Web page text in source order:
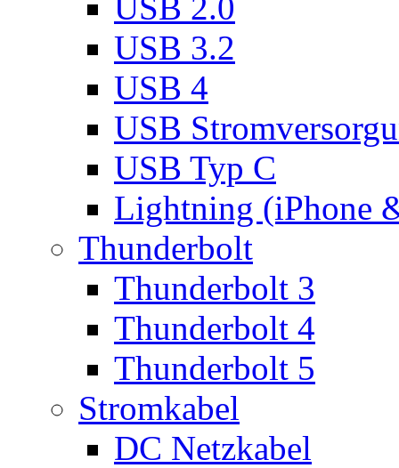
USB 3.2
USB 4
USB
USB Typ C
Lightning (iPhone
Thunderbolt
Thunderbolt 3
Thunderbolt 4
Thunderbolt 5
Stromkabel
DC Netzkabel